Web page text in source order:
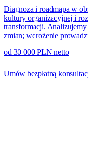
Diagnoza i roadmapa w
kultury organizacyjnej i
transformacji.
zmian; wdrożenie
od 30 000 PLN netto
Umów bezpłatną